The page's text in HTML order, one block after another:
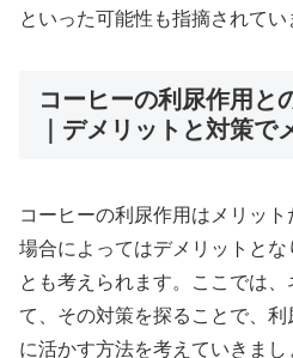
といった可能性も指摘されてい
コーヒーの利尿作用と
｜デメリットと対策で
コーヒーの利尿作用はメリッ
場合によってはデメリットとな
とも考えられます。ここでは
て、その対策を探ることで、
に活かす方法を考えていきまし